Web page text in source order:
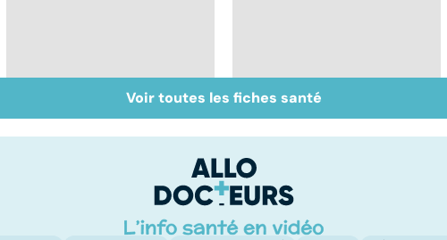
Tout savoir sur les
infections
Inflammation des
amygdales : que faire
Voir toutes les fiches santé